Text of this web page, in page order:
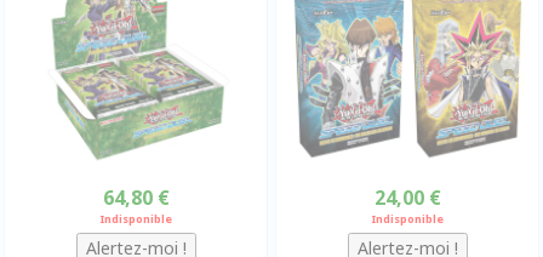
64,80 €
Indisponible
24,00 €
Indisponible